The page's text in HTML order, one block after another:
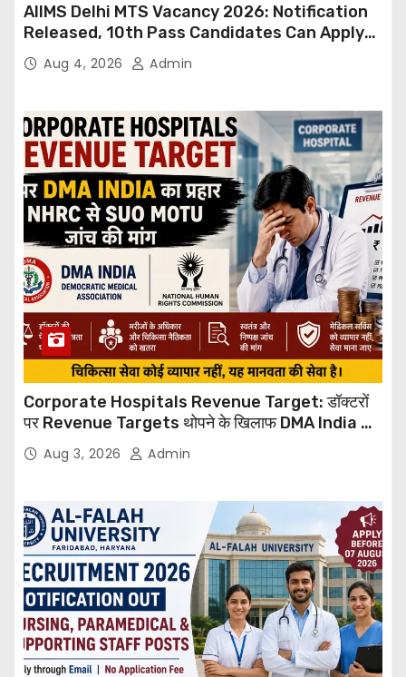
AIIMS Delhi MTS Vacancy 2026: Notification
Released, 10th Pass Candidates Can Apply
Through Email
Aug 4, 2026 Admin
Corporate Hospitals Revenue Target: डॉक्टरों
पर Revenue Targets थोपने के खिलाफ DMA India का
बड़ा कदम, NHRC से Suo Motu जांच की मांग
Aug 3, 2026 Admin